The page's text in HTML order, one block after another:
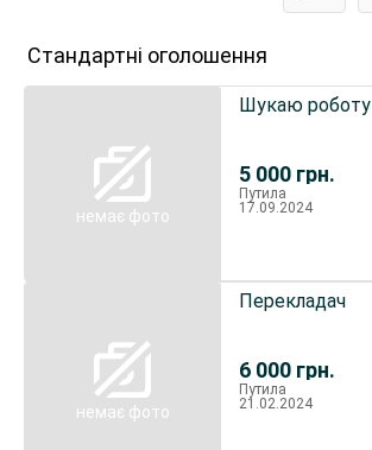
Стандартні оголошення
немає фото
5 000 грн.
Шукаю роботу
Путила
17.09.2024
немає фото
6 000 грн.
Перекладач
Путила
21.02.2024